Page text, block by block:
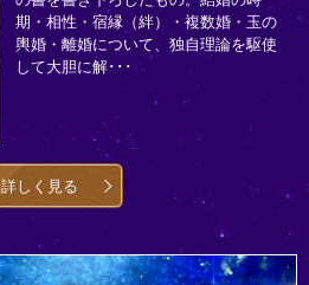
期・相性・宿縁（絆）・複数婚・玉の
輿婚・離婚について、独自理論を駆使
して大胆に解･･･
詳しく見る